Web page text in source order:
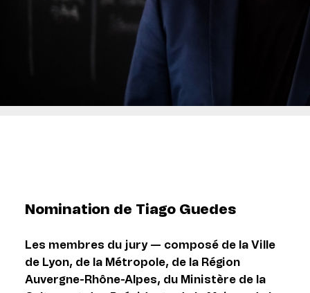
Nomination de Tiago Guedes
Les membres du jury — composé de la Ville
de Lyon, de la Métropole, de la Région
Auvergne-Rhône-Alpes, du Ministère de la